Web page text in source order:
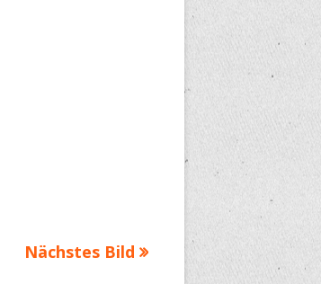
Nächstes Bild